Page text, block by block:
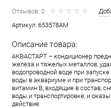
Отзывов: 0
Артикул: 653578АМ
Описание товара:
АКВАСТАРТ – кондиционер
железа и тяжелых металлов,
водопроводной воде при
воды в аквариуме и при
витамин B, входящие в состав,
воды и транспортировке, и
действие.